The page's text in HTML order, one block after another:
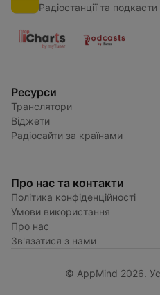
Радіостанції та подкасти
Ресурси
Транслятори
Віджети
Радіосайти за країнами
Про нас та контакти
Політика конфіденційності
Умови використання
Про нас
Зв'язатися з нами
© AppMind 2026.